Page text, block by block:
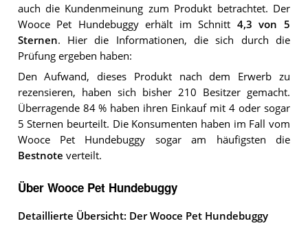
auch die Kundenmeinung zum Produkt betrachtet. Der
Wooce Pet Hundebuggyerhält im Schnitt 4,3 von 5
Sternen. Hier die Informationen, die sich durch die
Prüfung ergeben haben:
Den Aufwand, dieses Produkt nach dem Erwerb zu
rezensieren, haben sich bisher 210 Besitzer gemacht.
Überragende 84 % haben ihren Einkauf mit 4 oder sogar
5 Sternen beurteilt. Die Konsumenten haben im Fall vom
Wooce Pet Hundebuggy sogar am häufigsten die
Bestnote verteilt.
Über Wooce Pet Hundebuggy
Detaillierte Übersicht: Der Wooce Pet Hundebuggy